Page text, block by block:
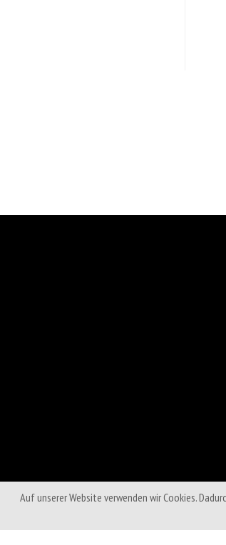
Auf unserer Website verwenden wir Cookies.